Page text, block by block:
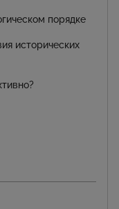
порядке
исторических